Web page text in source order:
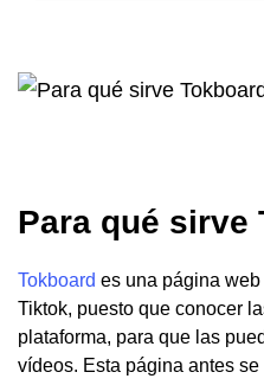
Para qué sirve
Tokboard es una página
Tiktok, puesto que conocer
plataforma, para que las
vídeos. Esta página antes